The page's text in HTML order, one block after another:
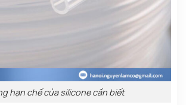
hạn chế của silicone cần biết